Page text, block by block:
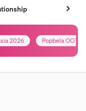
2026 Popbela OOTD